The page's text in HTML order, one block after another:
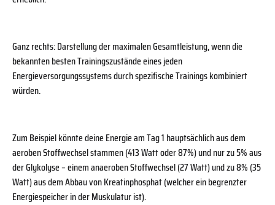
Ganz rechts: Darstellung der maximalen Gesamtleistung, wenn die
bekannten besten Trainingszustände eines jeden
Energieversorgungssystems durch spezifische Trainings kombiniert
würden.
Zum Beispiel könnte deine Energie am Tag 1 hauptsächlich aus dem
aeroben Stoffwechsel stammen (413 Watt oder 87%) und nur zu 5% aus
der Glykolyse – einem anaeroben Stoffwechsel (27 Watt) und zu 8% (35
Watt) aus dem Abbau von Kreatinphosphat (welcher ein begrenzter
Energiespeicher in der Muskulatur ist).